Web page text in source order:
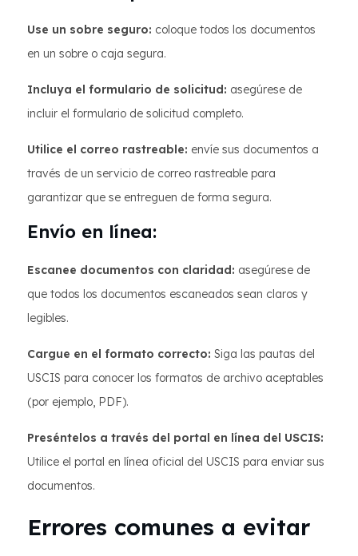
Use un sobre seguro: coloque todos los documentos
en un sobre o caja segura.
Incluya el formulario de solicitud: asegúrese de
incluir el formulario de solicitud completo.
Utilice el correo rastreable: envíe sus documentos a
través de un servicio de correo rastreable para
garantizar que se entreguen de forma segura.
Envío en línea:
Escanee documentos con claridad: asegúrese de
que todos los documentos escaneados sean claros y
legibles.
Cargue en el formato correcto: Siga las pautas del
USCIS para conocer los formatos de archivo aceptables
(por ejemplo, PDF).
Preséntelos a través del portal en línea del USCIS:
Utilice el portal en línea oficial del USCIS para enviar sus
documentos.
Errores comunes a evitar